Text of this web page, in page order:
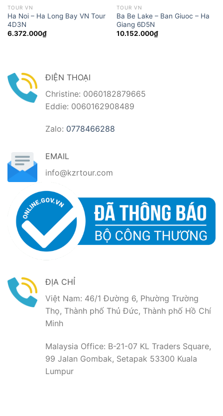
TOUR VN
Ha Noi – Ha Long Bay VN Tour
4D3N
6.372.000₫
TOUR VN
Ba Be Lake – Ban Giuoc – Ha
Giang 6D5N
10.152.000₫
ĐIỆN THOẠI
Christine: 0060182879665
Eddie: 0060162908489
Zalo: 0778466288
EMAIL
info@kzrtour.com
ĐỊA CHỈ
Việt Nam: 46/1 Đường 6, Phường Trường
Thọ, Thành phố Thủ Đức, Thành phố Hồ Chí
Minh
Malaysia Office: B-21-07 KL Traders Square,
99 Jalan Gombak, Setapak 53300 Kuala
Lumpur